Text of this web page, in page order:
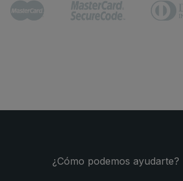
¿Cómo podemos ayudarte?